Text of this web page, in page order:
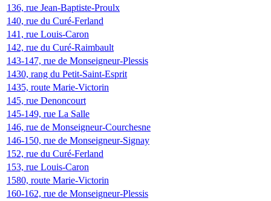
136, rue Jean-Baptiste-Proulx
140, rue du Curé-Ferland
141, rue Louis-Caron
142, rue du Curé-Raimbault
143-147, rue de Monseigneur-Plessis
1430, rang du Petit-Saint-Esprit
1435, route Marie-Victorin
145, rue Denoncourt
145-149, rue La Salle
146, rue de Monseigneur-Courchesne
146-150, rue de Monseigneur-Signay
152, rue du Curé-Ferland
153, rue Louis-Caron
1580, route Marie-Victorin
160-162, rue de Monseigneur-Plessis